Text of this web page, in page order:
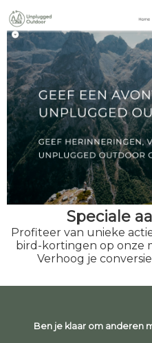
Speciale
Profiteer van unieke
bird-kortingen op onze
Verhoog je
Ben je klaar om anderen